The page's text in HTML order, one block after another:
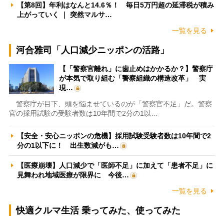
【第8回】年利はなんと14.6％！ 毎日5万円超の延滞税が積み
上がっていく ｜ 突然マルサ…
一覧を見る
河合雅司「人口減少ニッポンの活路」
【「警察官離れ」に歯止めはかかるか？】警察庁
が本気で取り組む「警察組織の構造改革」 実
現…
警察庁が目下、頭を悩ませているのが「警察官不足」だ。警察
官の採用試験の受験者数は10年間で2分の1以…
【安全・安心ニッポンの危機】採用試験受験者数は10年間で2
分の1以下に！ 出生数減がも…
【医療崩壊】人口減少で「医師不足」に加えて「患者不足」に
見舞われ地域医療が限界に 今後…
一覧を見る
快適クルマ生活 乗ってみた、使ってみた